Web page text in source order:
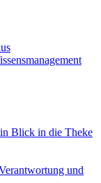
Blick in die Theke
und